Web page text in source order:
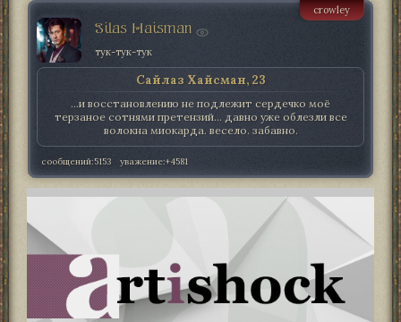
Silas Haisman
crowley
тук-тук-тук
Сайлаз Хайсман, 23
...и восстановлению не подлежит сердечко моё
терзаное сотнями претензий... давно уже облезли все
волокна миокарда. весело. забавно.
сообщений:5153 уважение:+4581